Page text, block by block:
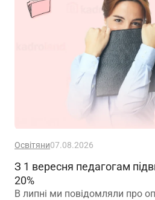
Освітяни07.08.2026
З 1 вересня педагогам
20%
В липні ми повідомляли про